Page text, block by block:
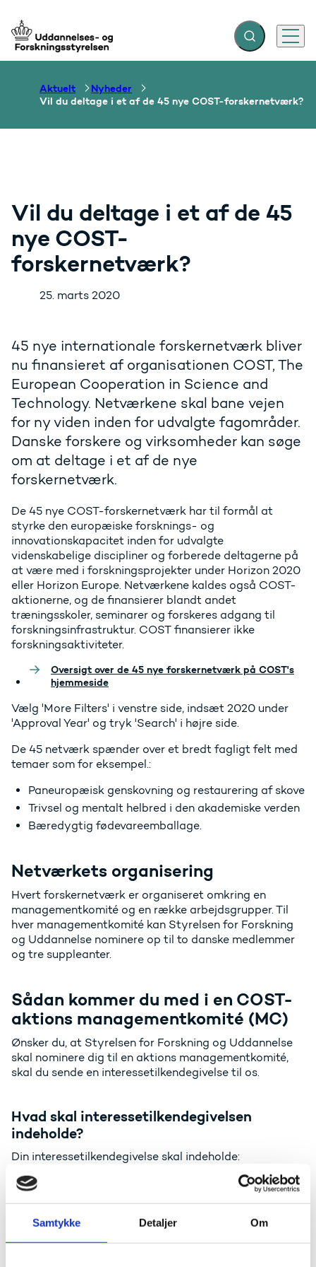
Samtykke Detaljer Om
Gå til forsiden Fold søgefelt ud
Menu
Aktuelt
Nyheder
Vil du deltage i et af de 45 nye COST-forskernetværk?
Vil du deltage i et af de 45
nye COST-
forskernetværk?
25. marts 2020
45 nye internationale forskernetværk bliver
nu finansieret af organisationen COST, The
European Cooperation in Science and
Technology. Netværkene skal bane vejen
for ny viden inden for udvalgte fagområder.
Danske forskere og virksomheder kan søge
om at deltage i et af de nye
forskernetværk.
De 45 nye COST-forskernetværk har til formål at
styrke den europæiske forsknings- og
innovationskapacitet inden for udvalgte
videnskabelige discipliner og forberede deltagerne på
at være med i forskningsprojekter under Horizon 2020
eller Horizon Europe. Netværkene kaldes også COST-
aktionerne, og de finansierer blandt andet
træningsskoler, seminarer og forskeres adgang til
forskningsinfrastruktur. COST finansierer ikke
forskningsaktiviteter.
Oversigt over de 45 nye forskernetværk på COST's
hjemmeside
Vælg 'More Filters' i venstre side, indsæt 2020 under
'Approval Year' og tryk 'Search' i højre side.
De 45 netværk spænder over et bredt fagligt felt med
temaer som for eksempel.:
Paneuropæisk genskovning og restaurering af skove
Trivsel og mentalt helbred i den akademiske verden
Bæredygtig fødevareemballage.
Netværkets organisering
Hvert forskernetværk er organiseret omkring en
managementkomité og en række arbejdsgrupper. Til
hver managementkomité kan Styrelsen for Forskning
og Uddannelse nominere op til to danske medlemmer
og tre suppleanter.
Sådan kommer du med i en COST-
aktions managementkomité (MC)
Ønsker du, at Styrelsen for Forskning og Uddannelse
skal nominere dig til en aktions managementkomité,
skal du sende en interessetilkendegivelse til os.
Hvad skal interessetilkendegivelsen
indeholde?
Din interessetilkendegivelse skal indeholde:
Kort CV
Kort redegørelse for, hvordan din forskning passer
ind i aktionen.
Du bedes venligst udfylde ansøgningsskabelonen